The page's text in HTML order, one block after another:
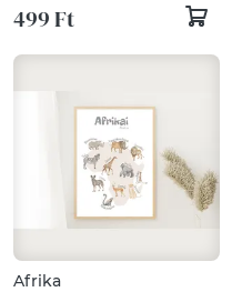
499 Ft
Afrika